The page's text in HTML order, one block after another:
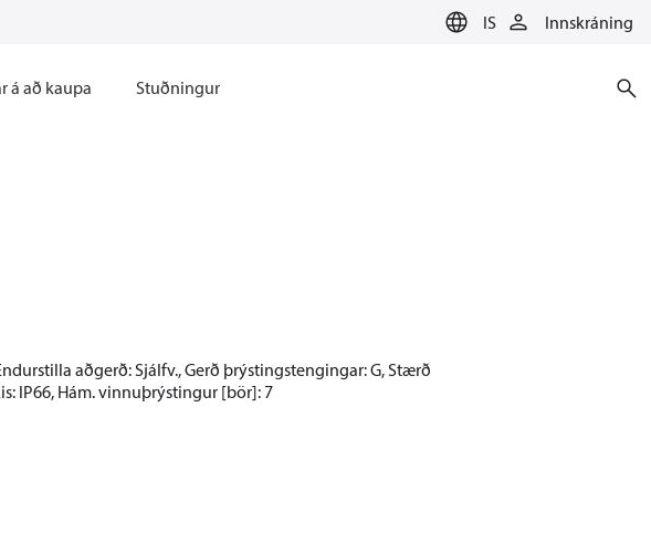
IS Innskráning
á að kaupa Stuðningur
aðgerð: Sjálfv., Gerð þrýstingstengingar: G, Stærð
IP66, Hám. vinnuþrýstingur [bör]: 7